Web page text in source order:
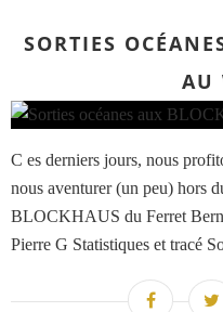
SORTIES
AU
C es derniers jours, nous
nous aventurer (un peu) hors
BLOCKHAUS du Ferret
Pierre G Statistiques et tracé